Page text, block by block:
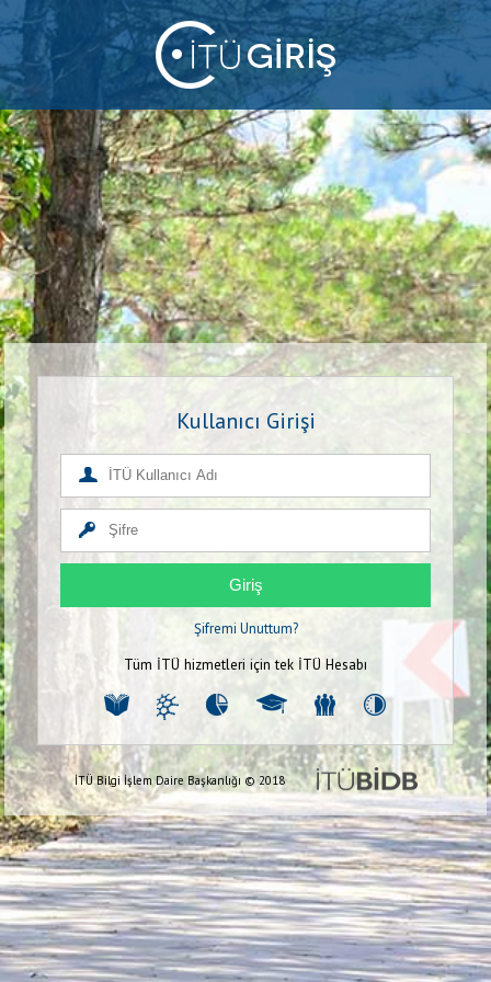
Kullanıcı Girişi
Giriş
Şifremi Unuttum?
Tüm İTÜ hizmetleri için tek İTÜ Hesabı
İTÜ Bilgi İşlem Daire Başkanlığı © 2018